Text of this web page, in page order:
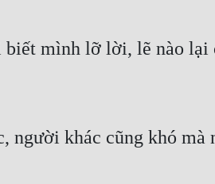
mình lỡ lời, lẽ nào lại
người khác cũng khó mà